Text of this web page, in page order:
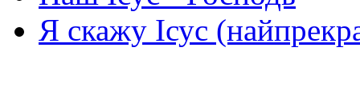
Я скажу Ісус